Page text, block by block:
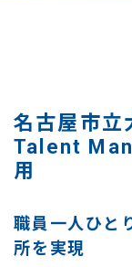
名古屋市立
Talent
用
職員一人ひと
所を実現